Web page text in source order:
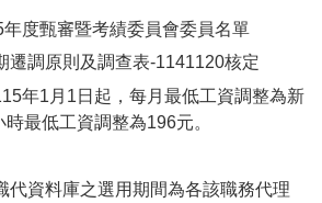
度甄審暨考績委員會委員名單
遷調原則及調查表-1141120核定
年1月1日起，每月最低工資調整為新
最低工資調整為196元。
代資料庫之選用期間為各該職務代理